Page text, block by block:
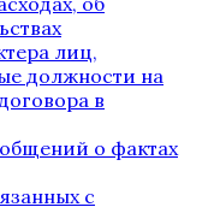
лиц,
должности на
в
о фактах
с